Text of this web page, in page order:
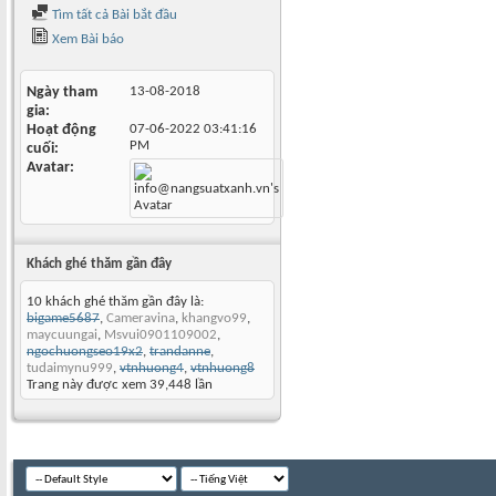
Tìm tất cả Bài bắt đầu
Xem Bài báo
Ngày tham
gia
13-08-2018
Hoạt động
cuối
07-06-2022 03:41:16
PM
Avatar
Khách ghé thăm gần đây
10 khách ghé thăm gần đây là:
bigame5687, Cameravina, khangvo99,
maycuungai, Msvui0901109002,
ngochuongseo19x2, trandanne,
tudaimynu999, vtnhuong4, vtnhuong8
Trang này được xem 39,448 lần